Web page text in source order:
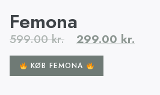
Femona
599.00kr. 299.00 kr.
KØB FEMONA